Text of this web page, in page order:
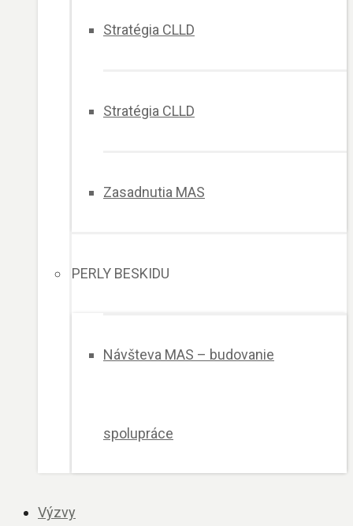
Stratégia CLLD
Stratégia CLLD
Zasadnutia MAS
PERLY BESKIDU
Návšteva MAS – budovanie
spolupráce
Výzvy